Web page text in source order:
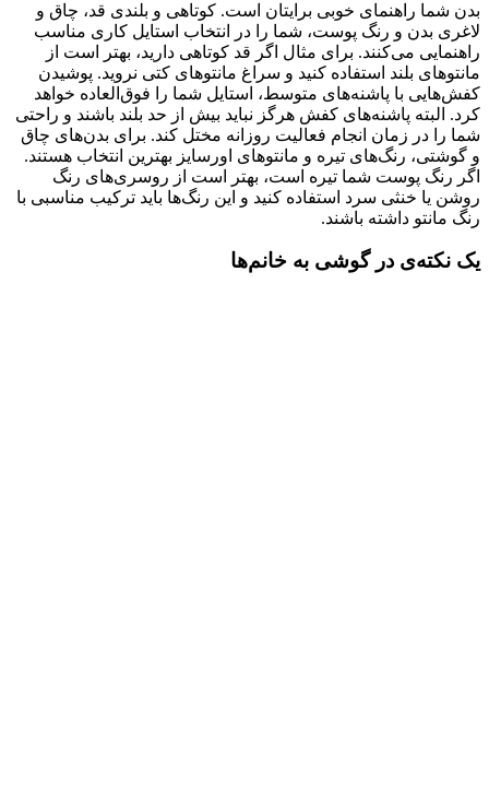
بدن شما راهنمای خوبی برایتان است. کوتاهی و بلندی قد، چاق و
لاغری بدن و رنگ پوست، شما را در انتخاب استایل کاری مناسب
راهنمایی می‌کنند. برای مثال اگر قد کوتاهی دارید، بهتر است از
مانتوهای بلند استفاده کنید و سراغ مانتوهای کتی نروید. پوشیدن
کفش‌هایی با پاشنه‌های متوسط، استایل شما را فوق‌العاده خواهد
کرد. البته پاشنه‌های کفش هرگز نباید بیش از حد بلند باشند و راحتی
شما را در زمان انجام فعالیت روزانه مختل کند. برای بدن‌های چاق
و گوشتی، رنگ‌های تیره و مانتوهای اورسایز بهترین انتخاب هستند.
اگر رنگ پوست شما تیره است، بهتر است از روسری‌های رنگ
روشن یا خنثی سرد استفاده کنید و این رنگ‌ها باید ترکیب مناسبی با
رنگ مانتو داشته باشند.
یک نکته‌ی در گوشی به خانم‌ها